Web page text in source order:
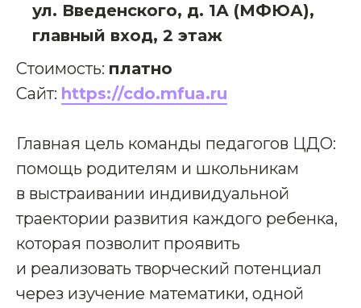
ул. Введенского, д. 1А (МФЮА),
главный вход, 2 этаж
Стоимость: платно
Сайт: https://cdo.mfua.ru
Главная цель команды педагогов ЦДО:
помощь родителям и школьникам
в выстраивании индивидуальной
траектории развития каждого ребенка,
которая позволит проявить
и реализовать творческий потенциал
через изучение математики, одной